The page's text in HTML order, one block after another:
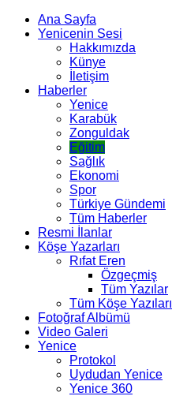
Ana Sayfa
Yenicenin Sesi
Hakkımızda
Künye
İletişim
Haberler
Yenice
Karabük
Zonguldak
Eğitim
Sağlık
Ekonomi
Spor
Türkiye Gündemi
Tüm Haberler
Resmi İlanlar
Köşe Yazarları
Rıfat Eren
Özgeçmiş
Tüm Yazılar
Tüm Köşe Yazıları
Fotoğraf Albümü
Video Galeri
Yenice
Protokol
Uydudan Yenice
Yenice 360